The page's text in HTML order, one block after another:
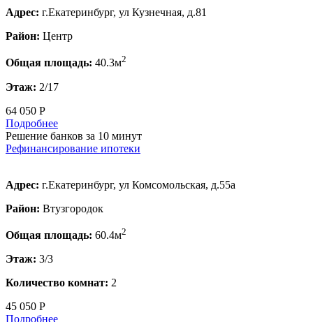
Адрес: г.Екатеринбург, ул Кузнечная, д.81
Район: Центр
Общая площадь: 40.3м2
Этаж: 2/17
64 050 Р
Подробнее
Решение банков за 10 минут
Рефинансирование ипотеки
Адрес: г.Екатеринбург, ул Комсомольская, д.55а
Район: Втузгородок
Общая площадь: 60.4м2
Этаж: 3/3
Количество комнат: 2
45 050 Р
Подробнее